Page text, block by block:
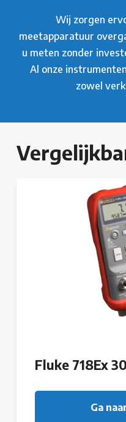
Wij zorgen
meetapparatuur
u meten zonder
Al onze
zowel
Fluke 718Ex
Ga